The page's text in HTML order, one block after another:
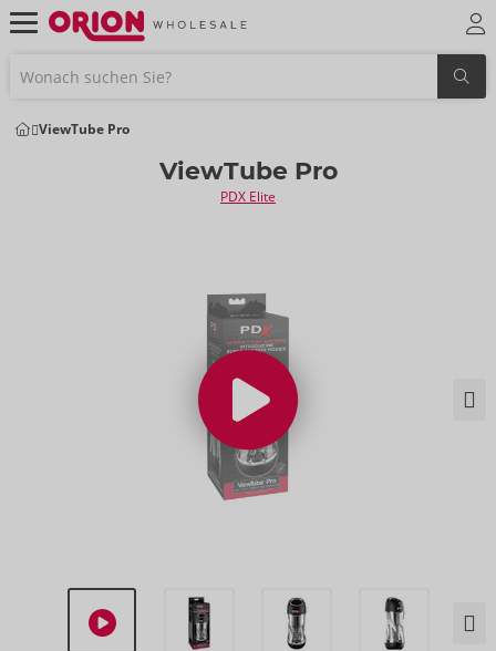
ViewTube Pro
ViewTube Pro
PDX Elite